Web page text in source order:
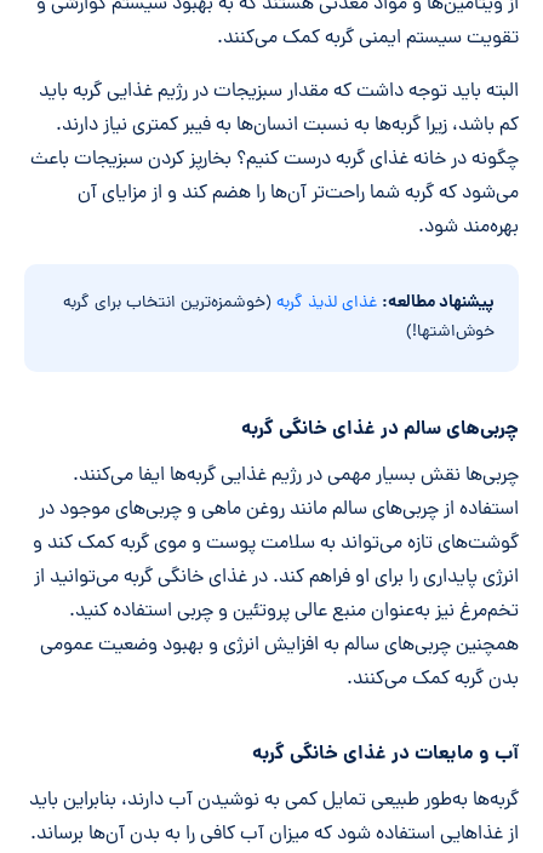
تقویت سیستم ایمنی گربه کمک می‌کنند.
البته باید توجه داشت که مقدار سبزیجات در رژیم غذایی گربه باید
کم باشد، زیرا گربه‌ها به نسبت انسان‌ها به فیبر کمتری نیاز دارند.
چگونه در خانه غذای گربه درست کنیم؟ بخارپز کردن سبزیجات باعث
می‌شود که گربه شما راحت‌تر آن‌ها را هضم کند و از مزایای آن
بهره‌مند شود.
پیشنهاد مطالعه: غذای لذیذ گربه(خوشمزه‌ترین انتخاب برای گربه
خوش‌اشتها!)
چربی‌های سالم در غذای خانگی گربه
چربی‌ها نقش بسیار مهمی در رژیم غذایی گربه‌ها ایفا می‌کنند.
استفاده از چربی‌های سالم مانند روغن ماهی و چربی‌های موجود در
گوشت‌های تازه می‌تواند به سلامت پوست و موی گربه کمک کند و
انرژی پایداری را برای او فراهم کند. در غذای خانگی گربه می‌توانید از
تخم‌مرغ نیز به‌عنوان منبع عالی پروتئین و چربی استفاده کنید.
همچنین چربی‌های سالم به افزایش انرژی و بهبود وضعیت عمومی
بدن گربه کمک می‌کنند.
آب و مایعات در غذای خانگی گربه
گربه‌ها به‌طور طبیعی تمایل کمی به نوشیدن آب دارند، بنابراین باید
از غذاهایی استفاده شود که میزان آب کافی را به بدن آن‌ها برساند.